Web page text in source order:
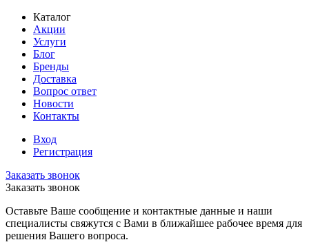
Каталог
Акции
Услуги
Блог
Бренды
Доставка
Вопрос ответ
Новости
Контакты
Вход
Регистрация
Заказать звонок
Заказать звонок
Оставьте Ваше сообщение и контактные данные и наши
специалисты свяжутся с Вами в ближайшее рабочее время для
решения Вашего вопроса.